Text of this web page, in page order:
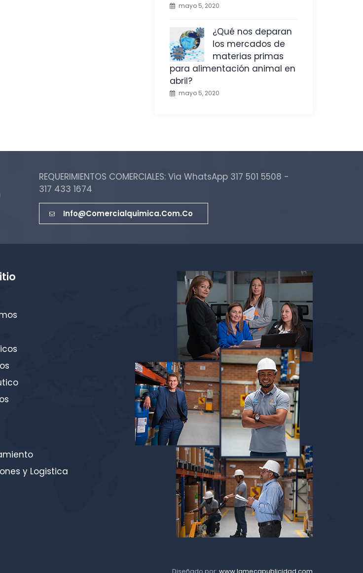
mayo 5, 2020
¿Qué nos deparan
los mercados de
materias primas
para alimentación animal en
abril?
mayo 5, 2020
REQUERIMIENTOS COMERCIALES: Via WhatsApp 317 501 5508 -
317 433 1674
Info@comercialquimica.com.co
y Logistica